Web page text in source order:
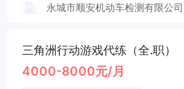
永城市顺安机动车检测有限公司
三角洲行动游戏代练（全.职）
4000-8000元/月